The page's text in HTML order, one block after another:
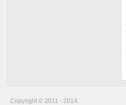
Copyright © 2011 - 2014.